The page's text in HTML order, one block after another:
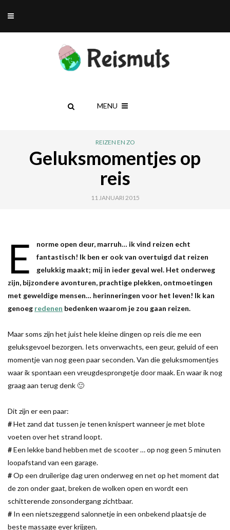
MENU
REIZEN EN ZO
Geluksmomentjes op
reis
11 JANUARI 2015
E
norme open deur, marruh… ik vind reizen echt
fantastisch! Ik ben er ook van overtuigd dat reizen
gelukkig maakt; mij in ieder geval wel. Het onderweg
zijn, bijzondere avonturen, prachtige plekken, ontmoetingen
met geweldige mensen… herinneringen voor het leven! Ik kan
genoeg redenen bedenken waarom je zou gaan reizen.
Maar soms zijn het juist hele kleine dingen op reis die me een
geluksgevoel bezorgen. Iets onverwachts, een geur, geluid of een
momentje van nog geen paar seconden. Van die geluksmomentjes
waar ik spontaan een vreugdesprongetje door maak. En waar ik nog
graag aan terug denk 🙂
Dit zijn er een paar:
#Het zand dat tussen je tenen knispert wanneer je met blote
voeten over het strand loopt.
#Een lekke band hebben met de scooter … op nog geen 5 minuten
loopafstand van een garage.
#Op een druilerige dag uren onderweg en net op het moment dat
de zon onder gaat, breken de wolken open en wordt een
schitterende zonsondergang zichtbaar.
# In een nietszeggend salonnetje in een onbekend plaatsje de
beste massage ever krijgen.